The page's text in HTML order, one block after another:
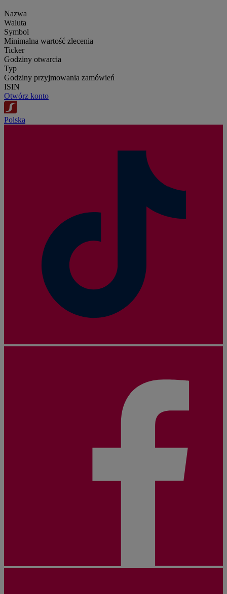
Nazwa
Waluta
Symbol
Minimalna wartość zlecenia
Ticker
Godziny otwarcia
Typ
Godziny przyjmowania zamówień
ISIN
Otwórz konto
Polska